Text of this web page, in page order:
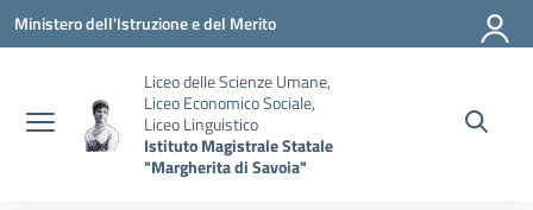
Vai ai contenuti
Vai al menu di navigazione
Vai al footer
Ministero dell'Istruzione e del Merito
Liceo delle Scienze Umane,
Liceo Economico Sociale,
Liceo Linguistico
Istituto Magistrale Statale
"Margherita di Savoia"